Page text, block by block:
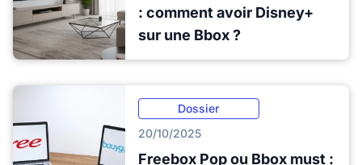
: comment avoir Disney+
sur une Bbox ?
Dossier
20/10/2025
Freebox Pop ou Bbox must :